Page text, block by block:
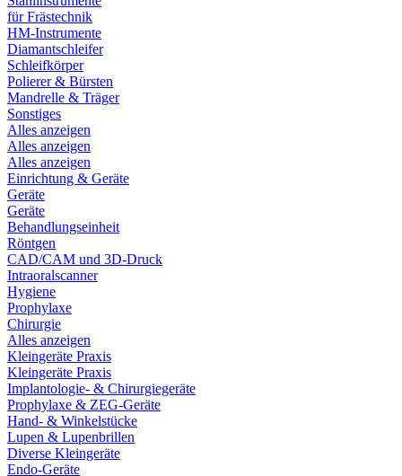
für Frästechnik
HM-Instrumente
Diamantschleifer
Schleifkörper
Polierer & Bürsten
Mandrelle & Träger
Sonstiges
Alles anzeigen
Alles anzeigen
Alles anzeigen
Einrichtung & Geräte
Geräte
Geräte
Behandlungseinheit
Röntgen
CAD/CAM und 3D-Druck
Intraoralscanner
Hygiene
Prophylaxe
Chirurgie
Alles anzeigen
Kleingeräte Praxis
Kleingeräte Praxis
Implantologie- & Chirurgiegeräte
Prophylaxe & ZEG-Geräte
Hand- & Winkelstücke
Lupen & Lupenbrillen
Diverse Kleingeräte
Endo-Geräte